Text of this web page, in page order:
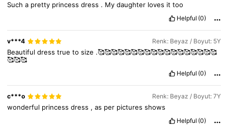
Sucha pretty princessdress . Mydaughter loves ittoo
Helpful (0)
v***4 Renk: Beyaz / Boyut: 5Y
Beautifuldresstruetosize .🥰🥰🥰🥰🥰🥰🥰🥰🥰🥰🥰🥰🥰🥰🥰🥰🥰🥰
🥰🥰🥰
Helpful (0)
c***o Renk: Beyaz / Boyut: 7Y
wonderful princessdress ,as per picturesshows
Helpful (0)